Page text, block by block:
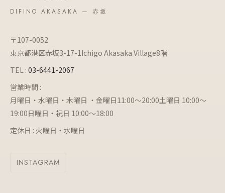
DIFINO AKASAKA — 赤坂
〒107-0052
東京都港区赤坂3-17-1Ichigo Akasaka Village8階
TEL : 03-6441-2067
営業時間 :
月曜日・水曜日・木曜日 ・金曜日11:00～20:00土曜日 10:00～
19:00日曜日・祝日 10:00～18:00
定休日 : 火曜日・水曜日
INSTAGRAM